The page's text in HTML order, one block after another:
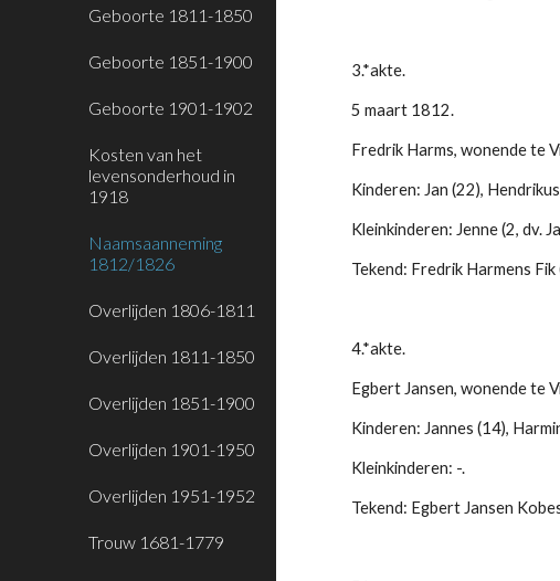
Geboorte 1811-1850
Geboorte 1851-1900
Geboorte 1901-1902
Kosten van het
levensonderhoud in
1918
Naamsaanneming
1812/1826
Overlijden 1806-1811
Overlijden 1811-1850
Overlijden 1851-1900
Overlijden 1901-1950
Overlijden 1951-1952
Trouw 1681-1779
3.*akte.
5 maart 1812.
Fredrik Harms, wonende te
Kinderen: Jan (22),
Kleinkinderen: Jenne (2, dv.
Tekend: Fredrik Harmens
4.*akte.
Egbert Jansen, wonende te
Kinderen: Jannes (14),
Kleinkinderen: -.
Tekend: Egbert Jansen